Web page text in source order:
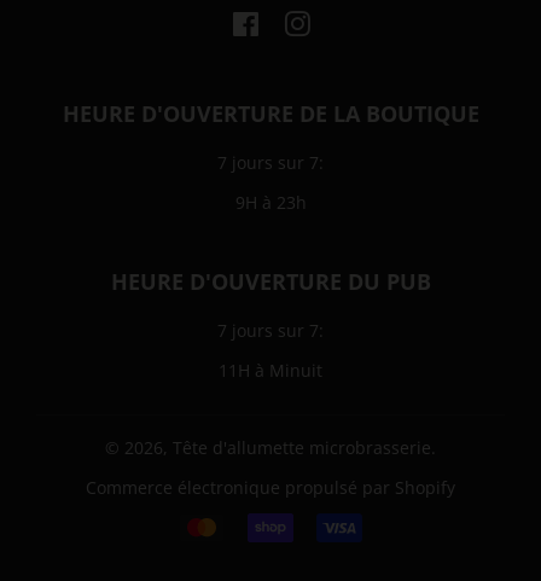
Facebook
HEURE D'OUVERTURE DE LA BOUTIQUE
7 jours sur 7:
9H à 23h
HEURE D'OUVERTURE DU PUB
7 jours sur 7:
11H à Minuit
© 2026, Tête d'allumette microbrasserie.
Commerce électronique propulsé par Shopify
Icônes